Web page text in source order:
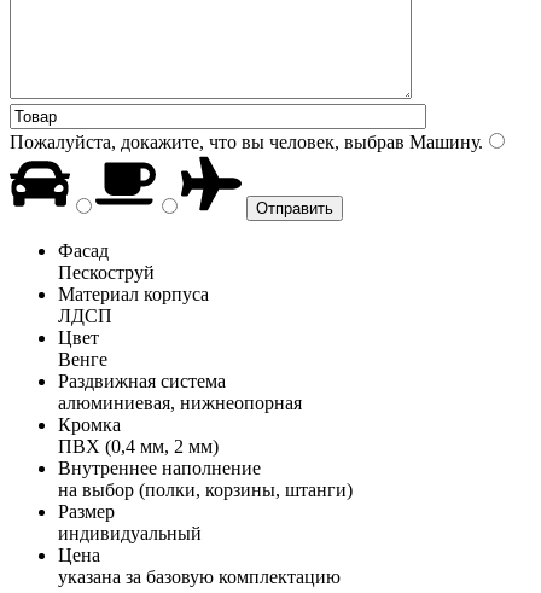
Пожалуйста, докажите, что вы человек, выбрав Машину.
Фасад
Пескоструй
Материал корпуса
ЛДСП
Цвет
Венге
Раздвижная система
алюминиевая, нижнеопорная
Кромка
ПВХ (0,4 мм, 2 мм)
Внутреннее наполнение
на выбор (полки, корзины, штанги)
Размер
индивидуальный
Цена
указана за базовую комплектацию